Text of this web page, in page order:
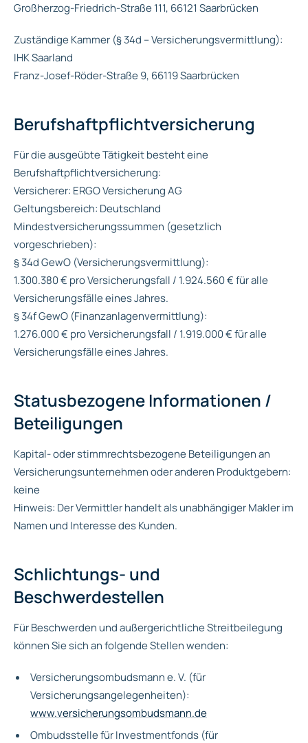
Großherzog-Friedrich-Straße 111, 66121 Saarbrücken
Zuständige Kammer (§ 34d – Versicherungsvermittlung):
IHK Saarland
Franz-Josef-Röder-Straße 9, 66119 Saarbrücken
Berufshaftpflichtversicherung
Für die ausgeübte Tätigkeit besteht eine
Berufshaftpflichtversicherung:
Versicherer: ERGO Versicherung AG
Geltungsbereich: Deutschland
Mindestversicherungssummen (gesetzlich
vorgeschrieben):
§ 34d GewO (Versicherungsvermittlung):
1.300.380 € pro Versicherungsfall / 1.924.560 € für alle
Versicherungsfälle eines Jahres.
§ 34f GewO (Finanzanlagenvermittlung):
1.276.000 € pro Versicherungsfall / 1.919.000 € für alle
Versicherungsfälle eines Jahres.
Statusbezogene Informationen /
Beteiligungen
Kapital- oder stimmrechtsbezogene Beteiligungen an
Versicherungsunternehmen oder anderen Produktgebern:
keine
Hinweis: Der Vermittler handelt als unabhängiger Makler im
Namen und Interesse des Kunden.
Schlichtungs- und
Beschwerdestellen
Für Beschwerden und außergerichtliche Streitbeilegung
können Sie sich an folgende Stellen wenden:
Versicherungsombudsmann e. V. (für
Versicherungsangelegenheiten):
www.versicherungsombudsmann.de
Ombudsstelle für Investmentfonds (für